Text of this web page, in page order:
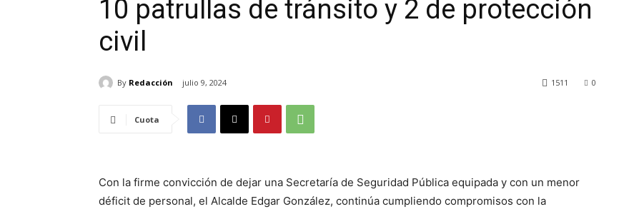
10 patrullas de tránsito y 2 de protección
civil
By Redacción julio 9, 2024 0
1511
Cuota
Con la firme convicción de dejar una Secretaría de Seguridad Pública equipada y con un menor
déficit de personal, el Alcalde Edgar González, continúa cumpliendo compromisos con la